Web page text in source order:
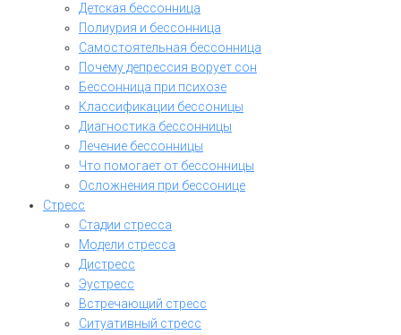
Детская бессонница
Полиурия и бессонница
Самостоятельная бессонница
Почему депрессия ворует сон
Бессонница при психозе
Классификации бессоницы
Диагностика бессонницы
Лечение бессонницы
Что помогает от бессонницы
Осложнения при бессонице
Стресс
Стадии стресса
Модели стресса
Дистресс
Эустресс
Встречающий стресс
Ситуативный стресс